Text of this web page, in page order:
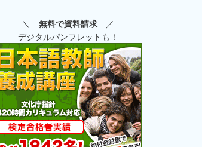
＼ 無料で資料請求 ／
デジタルパンフレットも！